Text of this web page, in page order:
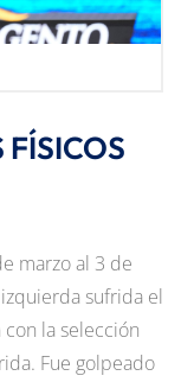
marzo al 3 de
sufrida el
la selección
Fue golpeado